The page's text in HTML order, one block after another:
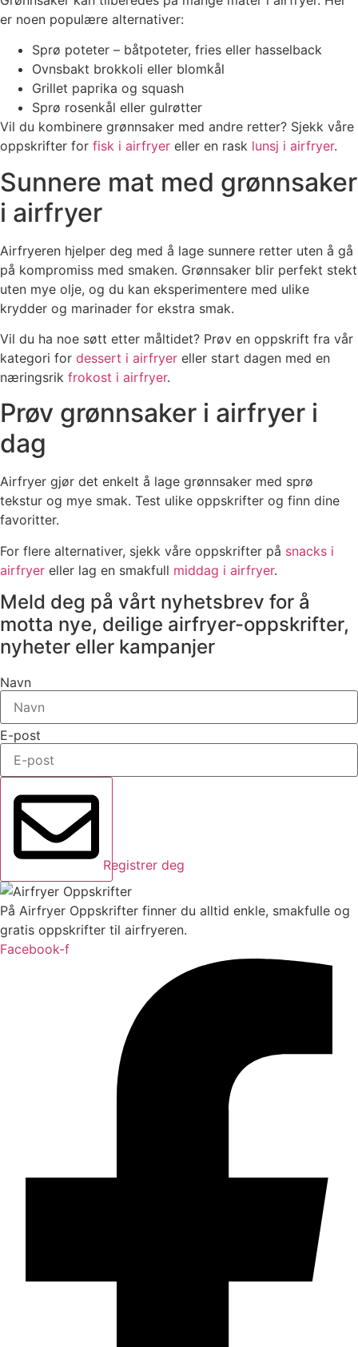
er noen populære alternativer:
Sprø poteter – båtpoteter, fries eller hasselback
Ovnsbakt brokkoli eller blomkål
Grillet paprika og squash
Sprø rosenkål eller gulrøtter
Vil du kombinere grønnsaker med andre retter? Sjekk våre
oppskrifter for fisk i airfryer eller en rask lunsj i airfryer.
Sunnere mat med grønnsaker
i airfryer
Airfryeren hjelper deg med å lage sunnere retter uten å gå
på kompromiss med smaken. Grønnsaker blir perfekt stekt
uten mye olje, og du kan eksperimentere med ulike
krydder og marinader for ekstra smak.
Vil du ha noe søtt etter måltidet? Prøv en oppskrift fra vår
kategori for dessert i airfryer eller start dagen med en
næringsrik frokost i airfryer.
Prøv grønnsaker i airfryer i
dag
Airfryer gjør det enkelt å lage grønnsaker med sprø
tekstur og mye smak. Test ulike oppskrifter og finn dine
favoritter.
For flere alternativer, sjekk våre oppskrifter på snacks i
airfryer eller lag en smakfull middag i airfryer.
Meld deg på vårt nyhetsbrev for å
motta nye, deilige airfryer-oppskrifter,
nyheter eller kampanjer
Navn
E-post
Registrer deg
På Airfryer Oppskrifter finner du alltid enkle, smakfulle og
gratis oppskrifter til airfryeren.
Facebook-f